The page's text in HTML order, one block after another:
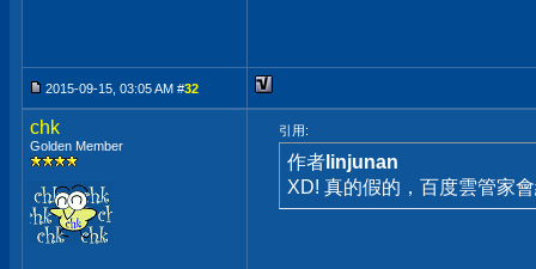
2015-09-15, 03:05 AM #32
chk
Golden Member
引用:
作者 linjunan
XD! 真的假的，百度雲管家